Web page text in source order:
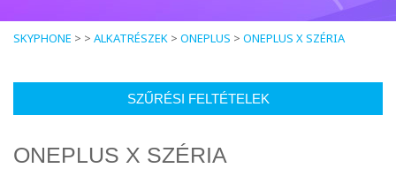
SKYPHONE > > ALKATRÉSZEK > ONEPLUS > ONEPLUS X SZÉRIA
SZŰRÉSI FELTÉTELEK
ONEPLUS X SZÉRIA